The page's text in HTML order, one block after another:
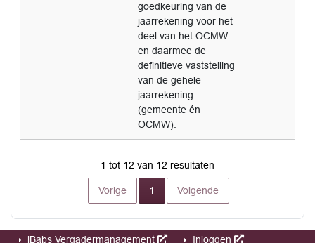
goedkeuring van de
jaarrekening voor het
deel van het OCMW
en daarmee de
definitieve vaststelling
van de gehele
jaarrekening
(gemeente én
OCMW).
1 tot 12 van 12 resultaten
Vorige 1 Huidige pagina
Volgende
iBabs Vergadermanagement Inloggen